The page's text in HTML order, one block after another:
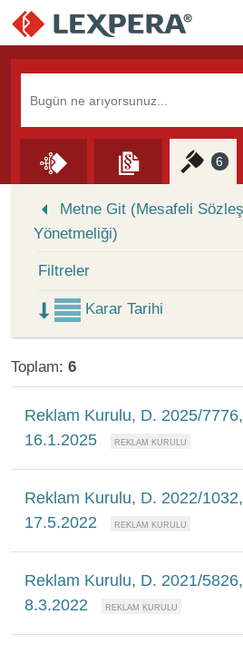
6
Metne Git (Mesafeli
Yönetmeliği)
Filtreler
Karar Tarihi
Toplam: 6
Reklam Kurulu, D. 2025/
16.1.2025
Reklam Kurulu, D. 2022/
17.5.2022
Reklam Kurulu, D. 2021/
8.3.2022